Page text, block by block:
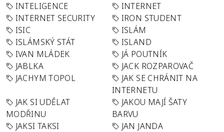
INTELIGENCE
INTERNET
INTERNET SECURITY
IRON STUDENT
ISIC
ISLÁM
ISLÁMSKÝ STÁT
ISLAND
IVAN MLÁDEK
JÁ POUTNÍK
JABLKA
JACK ROZPAROVAČ
JACHYM TOPOL
JAK SE CHRÁNIT NA
INTERNETU
JAK SI UDĚLAT
MODŘINU
JAKOU MAJÍ ŠATY
BARVU
JAKSI TAKSI
JAN JANDA